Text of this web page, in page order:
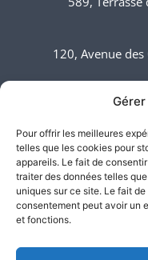
Pour offrir les meilleures
telles que les cookies pour
appareils. Le fait de
traiter des données telles
uniques sur ce site. Le fait
consentement peut avoir un
et fonctions.
120, Avenue
6, rue du
Lundi -